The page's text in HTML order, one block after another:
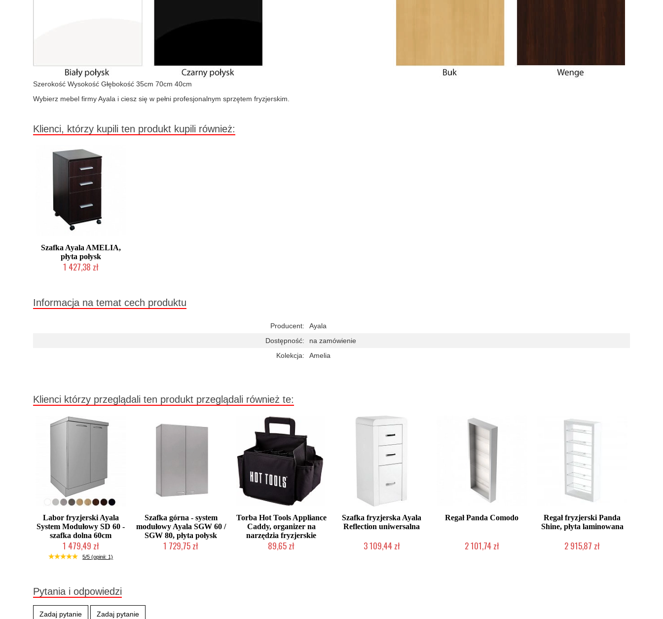
Szerokość Wysokość Głębokość 35cm 70cm 40cm
Wybierz mebel firmy Ayala i ciesz się w pełni profesjonalnym sprzętem fryzjerskim.
Klienci, którzy kupili ten produkt kupili również:
Szafka Ayala AMELIA,
płyta połysk
1 427,38 zł
Informacja na temat cech produktu
Producent:
Ayala
Dostępność:
na zamówienie
Kolekcja:
Amelia
Klienci którzy przeglądali ten produkt przeglądali również te:
Labor fryzjerski Ayala
System Modułowy SD 60 -
szafka dolna 60cm
1 479,49 zł
Produkcja na zamówienie Klienta
5/5 (opinii: 1)
Szafka górna - system
modułowy Ayala SGW 60 /
SGW 80, płyta połysk
1 729,75 zł
Torba Hot Tools Appliance
Caddy, organizer na
narzędzia fryzjerskie
89,65 zł
Szafka fryzjerska Ayala
Reflection uniwersalna
3 109,44 zł
Regał Panda Comodo
2 101,74 zł
Regał fryzjerski Panda
Shine, płyta laminowana
2 915,87 zł
Pytania i odpowiedzi
Zadaj pytanie Zadaj pytanie